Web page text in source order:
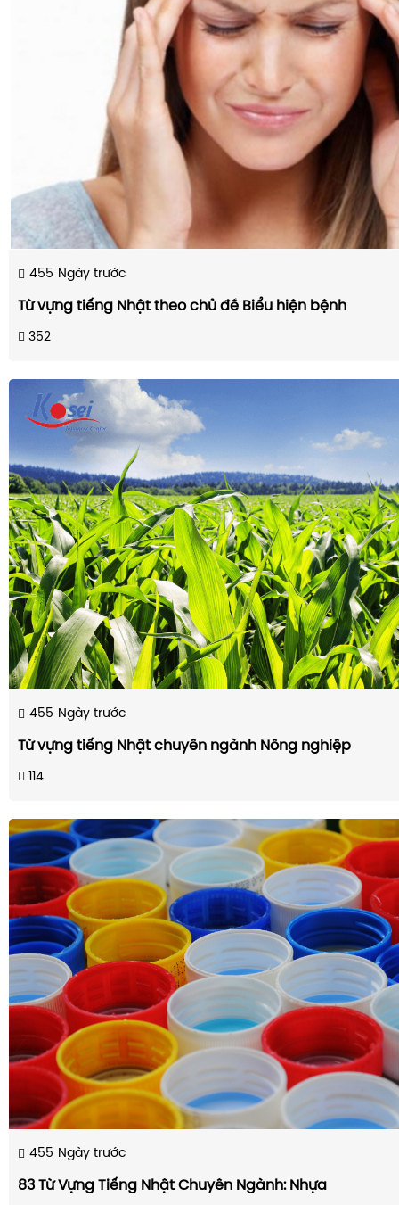
455 Ngày trước
Từ vựng tiếng Nhật theo chủ đề Biểu hiện bệnh
352
455 Ngày trước
Từ vựng tiếng Nhật chuyên ngành Nông nghiệp
114
455 Ngày trước
83 Từ Vựng Tiếng Nhật Chuyên Ngành: Nhựa